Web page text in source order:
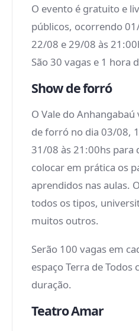
O evento é gratuito e
públicos, ocorrendo
22/08 e 29/08 às
São 30 vagas e 1 hora
Show de forró
O Vale do
de forró no dia 03/08,
31/08 às 21:00hs para
colocar em prática os
aprendidos nas aulas.
todos os tipos,
muitos outros.
Serão 100 vagas em
espaço Terra de Todos
duração.
Teatro Amar